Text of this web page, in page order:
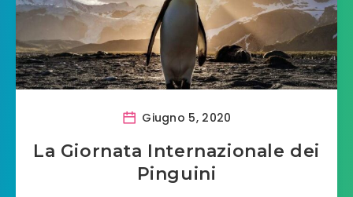
Giugno 5, 2020
La Giornata Internazionale dei
Pinguini